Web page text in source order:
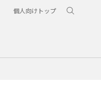
個人向けトップ